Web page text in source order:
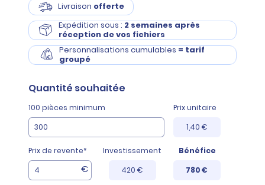
Livraison offerte
Expédition sous :2 semaines après
réception de vos fichiers
Personnalisations cumulables= tarif
groupé
Quantité souhaitée
100 pièces minimum
Prix unitaire
1,40 €
Prix de revente*
€
Investissement
420 €
Bénéfice
780 €